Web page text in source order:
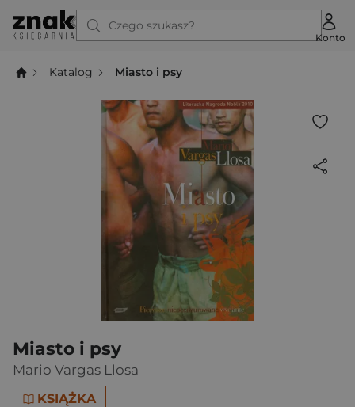
Czego szukasz?
Konto
Katalog Miasto i psy
Miasto i psy
Mario Vargas Llosa
KSIĄŻKA